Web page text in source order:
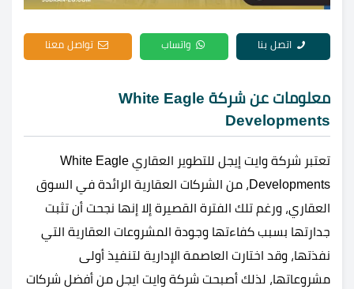
اتصل بنا واتساب تواصل معنا
معلومات عن شركة White Eagle
Developments
تعتبر شركة وايت إيجل للتطوير العقاري White Eagle
Developments، من الشركات العقارية الرائدة في السوق
العقاري، ورغم تلك الفترة القصيرة إلا إنها نجحت أن تثبت
جدارتها بسبب كفاءتها وجودة المشروعات العقارية التي
نفذتها، وقد اختارت العاصمة الإدارية لتنفيذ أولى
مشروعاتها، لذلك أصبحت شركة وايت ايجل من أفضل شركات